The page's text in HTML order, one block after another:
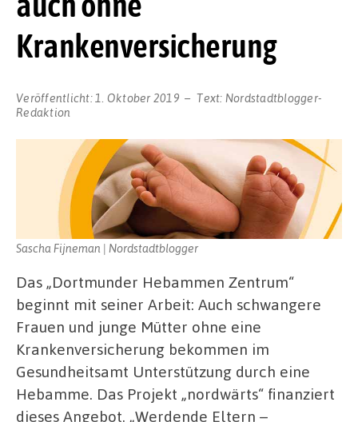
Krankenversicherung
Veröffentlicht: 1. Oktober 2019 Text: Nordstadtblogger-
Redaktion
Sascha Fijneman | Nordstadtblogger
Das „Dortmunder Hebammen Zentrum“
beginnt mit seiner Arbeit: Auch schwangere
Frauen und junge Mütter ohne eine
Krankenversicherung bekommen im
Gesundheitsamt Unterstützung durch eine
Hebamme. Das Projekt „nordwärts“ finanziert
dieses Angebot. „Werdende Eltern –